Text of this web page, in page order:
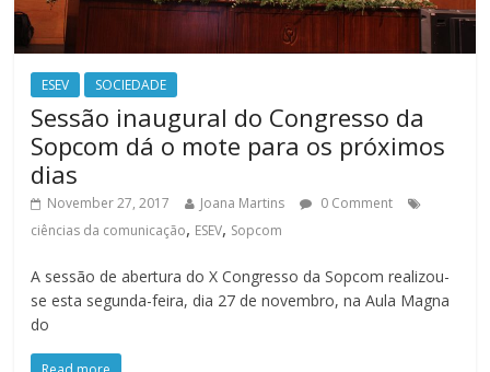
ESEV SOCIEDADE
Sessão inaugural do Congresso da
Sopcom dá o mote para os próximos
dias
November 27, 2017 Joana Martins
0 Comment
ciências da comunicação, ESEV, Sopcom
A sessão de abertura do X Congresso da Sopcom realizou-
se esta segunda-feira, dia 27 de novembro, na Aula Magna
do